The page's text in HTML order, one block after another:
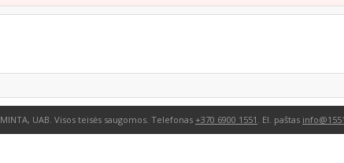
UAB. Visos teisės saugomos. Telefonas +370 6900 1551 . El. paštas